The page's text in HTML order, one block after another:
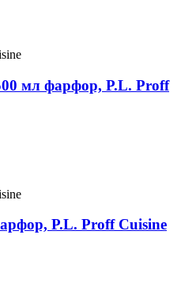
мл фарфор, P.L. Proff
P.L. Proff Cuisine